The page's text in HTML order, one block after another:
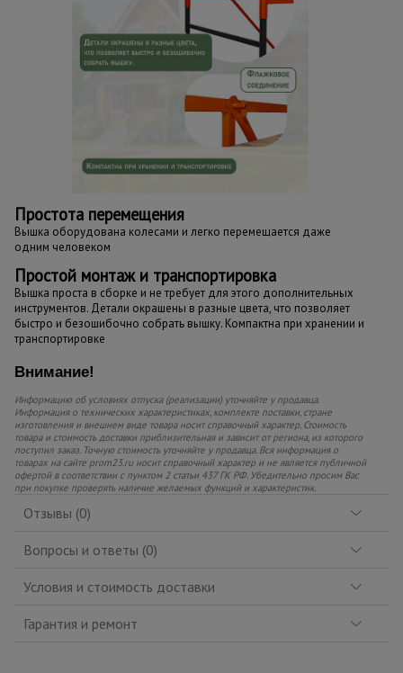
Простота перемещения
Вышка оборудована колесами и легко перемещается даже
одним человеком
Простой монтаж и транспортировка
Вышка проста в сборке и не требует для этого дополнительных
инструментов. Детали окрашены в разные цвета, что позволяет
быстро и безошибочно собрать вышку. Компактна при хранении и
транспортировке
Внимание!
Информацию об условиях отпуска (реализации) уточняйте у продавца.
Информация о технических характеристиках, комплекте поставки, стране
изготовления и внешнем виде товара носит справочный характер. Стоимость
товара и стоимость доставки приблизительная и зависит от региона, из которого
поступил заказ. Точную стоимость уточняйте у продавца. Вся информация о
товарах на сайте prom23.ru носит справочный характер и не является публичной
офертой в соответствии с пунктом 2 статьи 437 ГК РФ. Убедительно просим Вас
при покупке проверять наличие желаемых функций и характеристик.
Отзывы (0)
Вопросы и ответы (0)
Условия и стоимость доставки
Гарантия и ремонт